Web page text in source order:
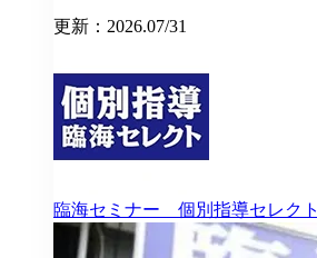
更新：2026.07/31
臨海セミナー 個別指導セレクト